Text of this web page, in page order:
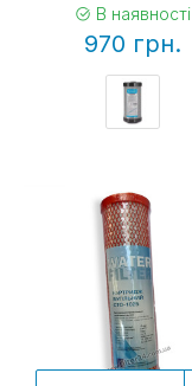
В наявності
970 грн.